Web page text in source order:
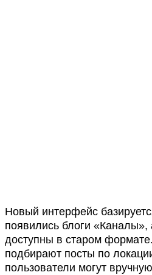
Новый интерфейс
появились блоги
доступны в старом
подбирают посты по
пользователи могут